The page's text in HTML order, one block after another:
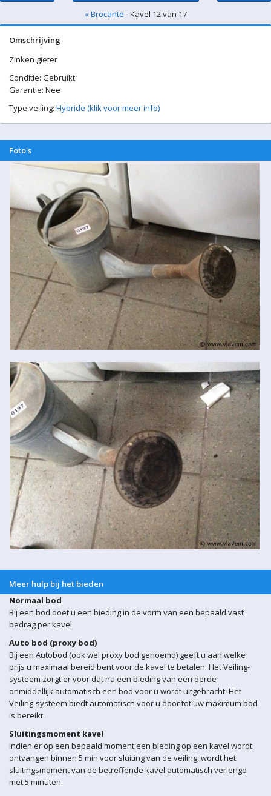
« Brocante - Kavel 12 van 17
Omschrijving
Zinken gieter
Conditie: Gebruikt
Garantie: Nee
Type veiling: Hybride (klik voor meer info)
Foto's
Meer hulp bij het bieden
Normaal bod
Bij een bod doet u een bieding in de vorm van een bepaald vast
bedrag per kavel
Auto bod (proxy bod)
Bij een Autobod (ook wel proxy bod genoemd) geeft u aan welke
prijs u maximaal bereid bent voor de kavel te betalen. Het Veiling-
systeem zorgt er voor dat na een bieding van een derde
onmiddellijk automatisch een bod voor u wordt uitgebracht. Het
Veiling-systeem biedt automatisch voor u door tot uw maximum bod
is bereikt.
Sluitingsmoment kavel
Indien er op een bepaald moment een bieding op een kavel wordt
ontvangen binnen 5 min voor sluiting van de veiling, wordt het
sluitingsmoment van de betreffende kavel automatisch verlengd
met 5 minuten.